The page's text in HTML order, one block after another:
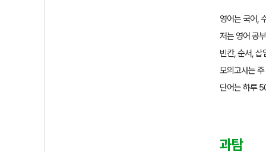
영어는 국어,
저는 영어 공
빈칸,순서,삽
모의고사는 주
단어는 하루
과탐